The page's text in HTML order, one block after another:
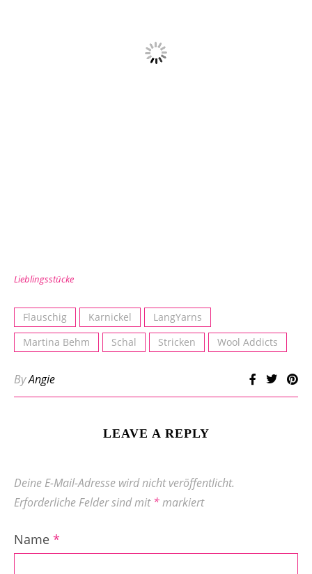
Lieblingsstücke
Flauschig Karnickel
LangYarns
Martina Behm
Schal Stricken Wool Addicts
ByAngie
LEAVE A REPLY
Deine E-Mail-Adresse wird nicht veröffentlicht.
Erforderliche Felder sind mit*markiert
Name *